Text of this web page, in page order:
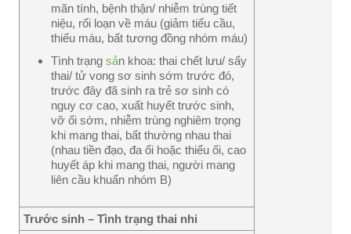
mãn tính, bệnh thận/ nhiễm trùng tiết
niệu, rối loạn về máu (giảm tiểu cầu,
thiếu máu, bất tương đồng nhóm máu)
Tình trạng sản khoa: thai chết lưu/ sẩy
thai/ tử vong sơ sinh sớm trước đó,
trước đây đã sinh ra trẻ sơ sinh có
nguy cơ cao, xuất huyết trước sinh,
vỡ ối sớm, nhiễm trùng nghiêm trọng
khi mang thai, bất thường nhau thai
(nhau tiền đạo, đa ối hoặc thiểu ối, cao
huyết áp khi mang thai, người mang
liên cầu khuẩn nhóm B)
Trước sinh – Tình trạng thai nhi